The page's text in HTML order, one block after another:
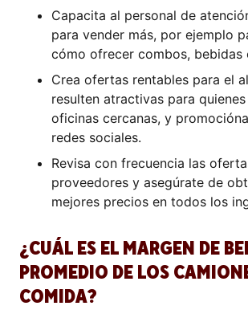
Capacita al personal de
para vender más, por ejemplo
cómo ofrecer combos, bebidas
Crea ofertas rentables para el
resulten atractivas para
oficinas cercanas, y
redes sociales.
Revisa con frecuencia las
proveedores y asegúrate de
mejores precios en todos los
¿CUÁL ES EL MARGEN DE
PROMEDIO DE LOS
COMIDA?